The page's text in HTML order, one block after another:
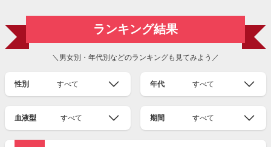
ランキング結果
＼男女別・年代別などのランキングも見てみよう／
性別 すべて 年代 すべて
血液型 すべて 期間 すべて